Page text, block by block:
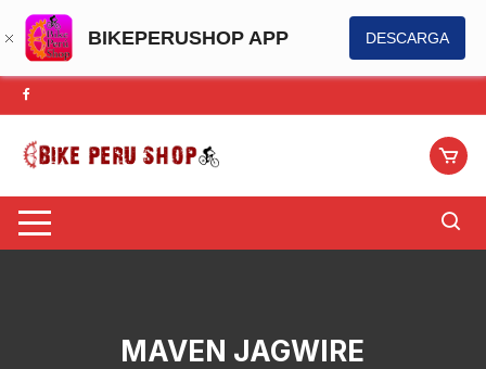
BIKEPERUSHOP APP DESCARGA
Saltar
al
contenido
MAVEN JAGWIRE